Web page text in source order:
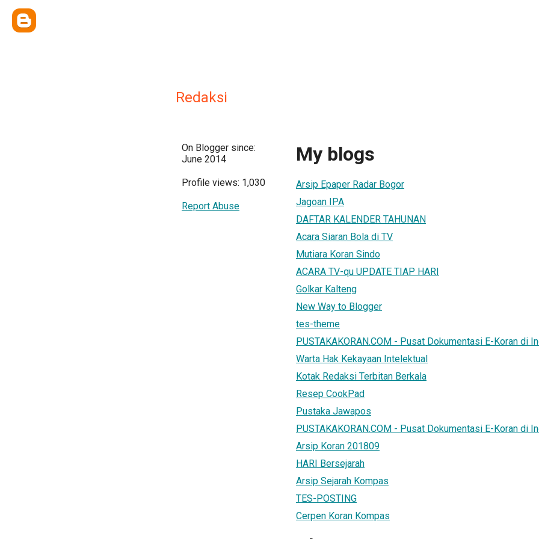
Redaksi
On Blogger since:
June 2014
Profile views: 1,030
Report Abuse
My blogs
Arsip Epaper Radar Bogor
Jagoan IPA
DAFTAR KALENDER TAHUNAN
Acara Siaran Bola di TV
Mutiara Koran Sindo
ACARA TV-qu UPDATE TIAP HARI
Golkar Kalteng
New Way to Blogger
tes-theme
PUSTAKAKORAN.COM - Pusat Dokumentasi E-Koran di
Warta Hak Kekayaan Intelektual
Kotak Redaksi Terbitan Berkala
Resep CookPad
Pustaka Jawapos
PUSTAKAKORAN.COM - Pusat Dokumentasi E-Koran di
Arsip Koran 201809
HARI Bersejarah
Arsip Sejarah Kompas
TES-POSTING
Cerpen Koran Kompas